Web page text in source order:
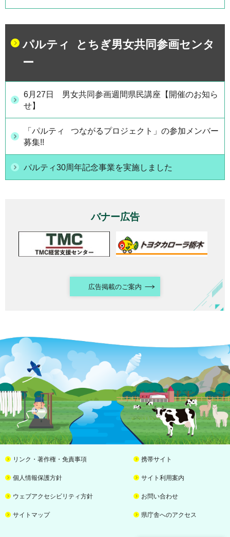
パルティ とちぎ男女共同参画センタ
ー
6月27日 男女共同参画週間県民講座【開催のお知ら
せ】
「パルティ つながるプロジェクト」の参加メンバー
募集!!
パルティ30周年記念事業を実施しました
バナー広告
広告掲載のご案内
リンク・著作権・免責事項 携帯サイト
個人情報保護方針 サイト利用案内
ウェブアクセシビリティ方針 お問い合わせ
サイトマップ 県庁舎へのアクセス